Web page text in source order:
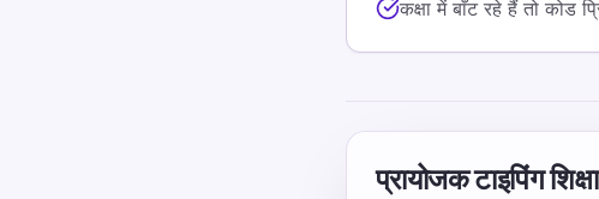
कक्षा में बाँट रहे हैं तो कोड
प्रायोजक टाइपिंग शिक्षा